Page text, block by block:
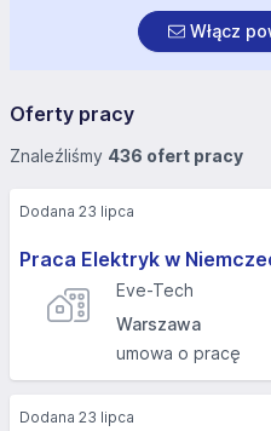
Włącz
Oferty pracy
Znaleźliśmy 436 ofert pracy
Praca Elektryk w
Eve-Tech
Warszawa
umowa o pracę
Dodana 23 lipca
Dodana 23 lipca